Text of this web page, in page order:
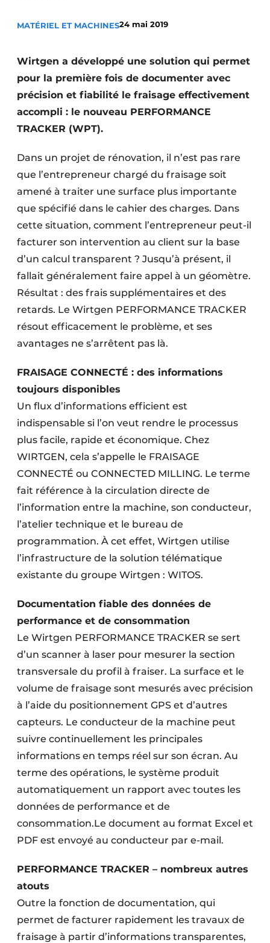
Construction bois
Contrôle d’accès
Fondations
Géotextiles
Infrastructures souterraines et égouttage
Protection solaire
Rénovation
Techniques ferroviaires
Travaux ferroviaires
MATÉRIEL ET MACHINES24 mai 2019
Wirtgen a développé une solution qui permet
pour la première fois de documenter avec
précision et fiabilité le fraisage effectivement
accompli : le nouveau PERFORMANCE
TRACKER (WPT).
Dans un projet de rénovation, il n’est pas rare
que l’entrepreneur chargé du fraisage soit
amené à traiter une surface plus importante
que spécifié dans le cahier des charges. Dans
cette situation, comment l’entrepreneur peut-il
facturer son intervention au client sur la base
d’un calcul transparent ? Jusqu’à présent, il
fallait généralement faire appel à un géomètre.
Résultat : des frais supplémentaires et des
retards. Le Wirtgen PERFORMANCE TRACKER
résout efficacement le problème, et ses
avantages ne s’arrêtent pas là.
FRAISAGE CONNECTÉ : des informations
toujours disponibles
Un flux d’informations efficient est
indispensable si l’on veut rendre le processus
plus facile, rapide et économique. Chez
WIRTGEN, cela s’appelle le FRAISAGE
CONNECTÉ ou CONNECTED MILLING. Le terme
fait référence à la circulation directe de
l’information entre la machine, son conducteur,
l’atelier technique et le bureau de
programmation. À cet effet, Wirtgen utilise
l’infrastructure de la solution télématique
existante du groupe Wirtgen : WITOS.
Documentation fiable des données de
performance et de consommation
Le Wirtgen PERFORMANCE TRACKER se sert
d’un scanner à laser pour mesurer la section
transversale du profil à fraiser. La surface et le
volume de fraisage sont mesurés avec précision
à l’aide du positionnement GPS et d’autres
capteurs. Le conducteur de la machine peut
suivre continuellement les principales
informations en temps réel sur son écran. Au
terme des opérations, le système produit
automatiquement un rapport avec toutes les
données de performance et de
consommation.Le document au format Excel et
PDF est envoyé au conducteur par e-mail.
PERFORMANCE TRACKER – nombreux autres
atouts
Outre la fonction de documentation, qui
permet de facturer rapidement les travaux de
fraisage à partir d’informations transparentes,